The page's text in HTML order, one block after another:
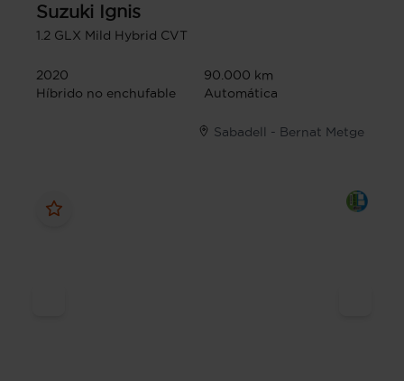
Suzuki Ignis
1.2 GLX Mild Hybrid CVT
2020
90.000 km
Híbrido no enchufable
Automática
Sabadell - Bernat Metge